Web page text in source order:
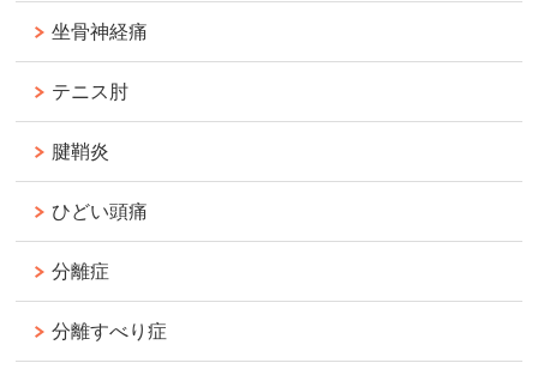
坐骨神経痛
テニス肘
腱鞘炎
ひどい頭痛
分離症
分離すべり症